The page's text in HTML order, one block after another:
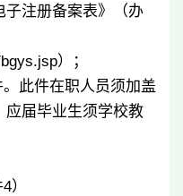
子注册备案表》（办
）；
此件在职人员须加盖
应届毕业生须学校教
4）